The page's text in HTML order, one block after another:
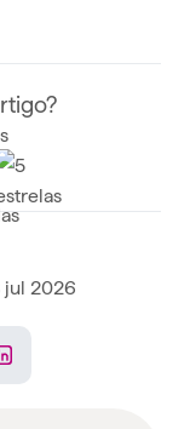
jul 2026
Linkedin